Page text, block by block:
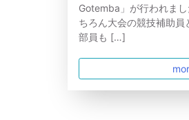
Gotemba」が行われま
ちろん大会の競技補助員
部員も […]